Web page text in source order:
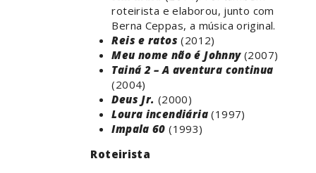
roteirista e elaborou, junto com
Berna Ceppas, a música original.
Reis e ratos (2012)
Meu nome não é Johnny(2007)
Tainá 2 – A aventura continua
(2004)
Deus Jr. (2000)
Loura incendiária (1997)
Impala 60 (1993)
Roteirista